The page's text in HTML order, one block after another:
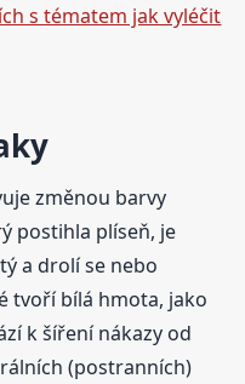
s tématem jak vyléčit
změnou barvy
postihla plíseň, je
a drolí se nebo
tvoří bílá hmota, jako
k šíření nákazy od
(postranních)